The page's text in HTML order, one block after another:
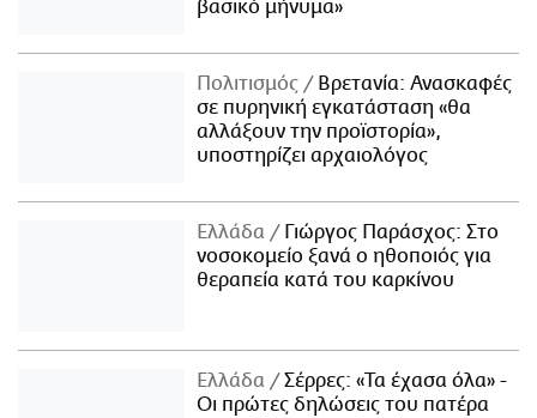
βασικό μήνυμα»
Πολιτισμός
Βρετανία: Ανασκαφές
σε πυρηνική εγκατάσταση «θα
αλλάξουν την προϊστορία»,
υποστηρίζει αρχαιολόγος
Ελλάδα
Γιώργος Παράσχος: Στο
νοσοκομείο ξανά ο ηθοποιός για
θεραπεία κατά του καρκίνου
Ελλάδα
Σέρρες: «Τα έχασα όλα» -
Οι πρώτες δηλώσεις του πατέρα